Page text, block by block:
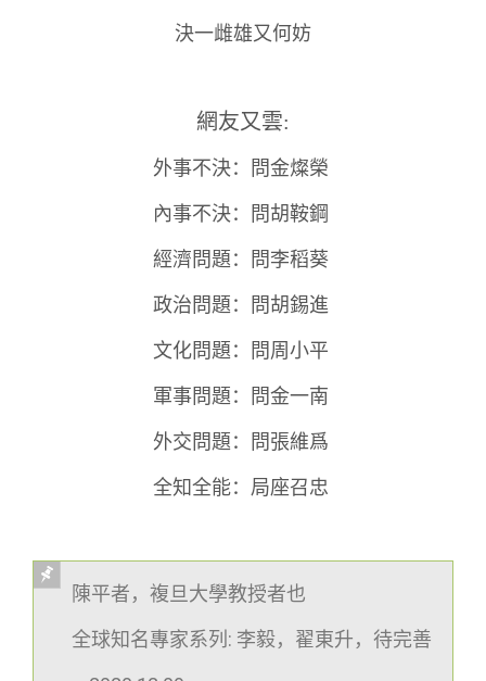
決一雌雄又何妨
網友又雲:
外事不決：問金燦榮
內事不決：問胡鞍鋼
經濟問題：問李稻葵
政治問題：問胡錫進
文化問題：問周小平
軍事問題：問金一南
外交問題：問張維爲
全知全能：局座召忠
陳平者，複旦大學教授者也
全球知名專家系列: 李毅，翟東升，待完善